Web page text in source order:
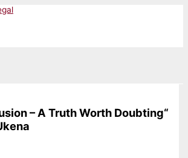
– A Truth Worth Doubting“